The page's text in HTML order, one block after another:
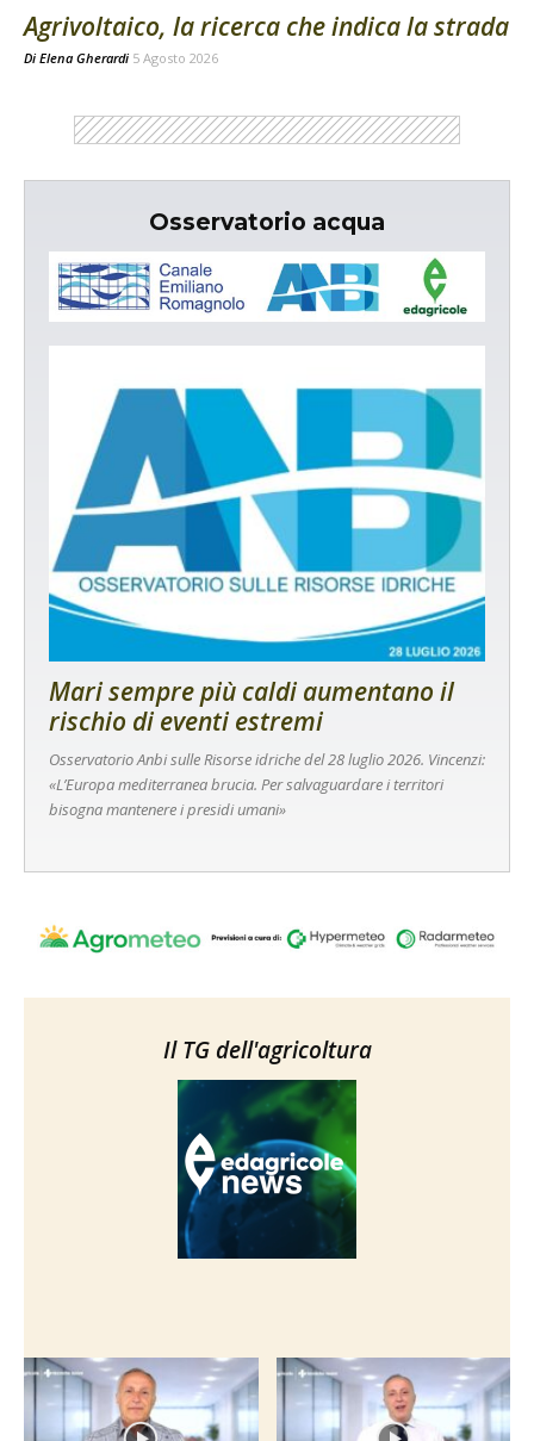
Agrivoltaico, la ricerca che indica la strada
Di Elena Gherardi 5 Agosto 2026
Osservatorio acqua
Mari sempre più caldi aumentano il
rischio di eventi estremi
Osservatorio Anbi sulle Risorse idriche del 28 luglio 2026. Vincenzi:
«L’Europa mediterranea brucia. Per salvaguardare i territori
bisogna mantenere i presidi umani»
Il TG dell'agricoltura